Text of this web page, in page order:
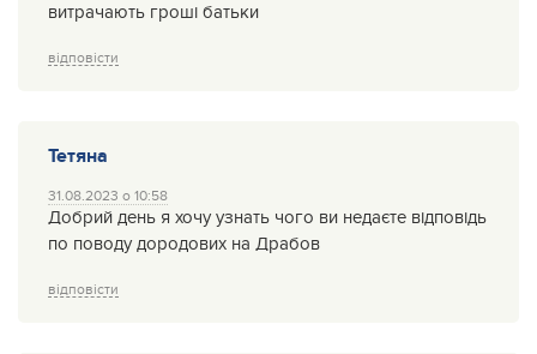
витрачають гроші батьки
відповісти
Тетяна
31.08.2023 о 10:58
Добрий день я хочу узнать чого ви недаєте відповідь
по поводу дородових на Драбов
відповісти